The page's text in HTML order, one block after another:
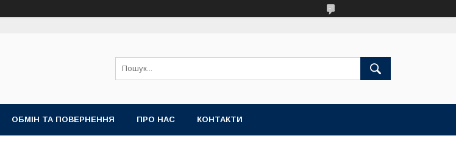
ОБМІН ТА ПОВЕРНЕННЯ ПРО НАС КОНТАКТИ